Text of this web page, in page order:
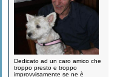
Dedicato ad un caro amico che
troppo presto e troppo
improvvisamente se ne è